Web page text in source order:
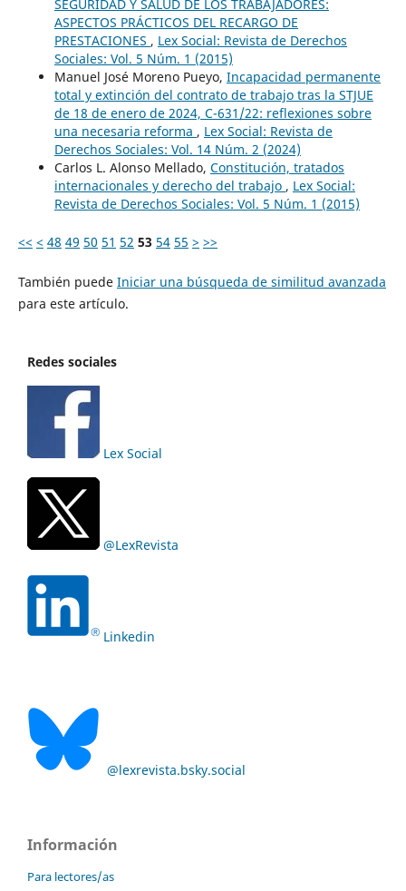
SEGURIDAD Y SALUD DE LOS TRABAJADORES:
ASPECTOS PRÁCTICOS DEL RECARGO DE
PRESTACIONES , Lex Social: Revista de Derechos
Sociales: Vol. 5 Núm. 1 (2015)
Manuel José Moreno Pueyo, Incapacidad permanente
total y extinción del contrato de trabajo tras la STJUE
de 18 de enero de 2024, C-631/22: reflexiones sobre
una necesaria reforma , Lex Social: Revista de
Derechos Sociales: Vol. 14 Núm. 2 (2024)
Carlos L. Alonso Mellado, Constitución, tratados
internacionales y derecho del trabajo , Lex Social:
Revista de Derechos Sociales: Vol. 5 Núm. 1 (2015)
<< < 48 49 50 51 52 53 54 55 > >>
También puede Iniciar una búsqueda de similitud avanzada
para este artículo.
Redes sociales
Lex Social
@LexRevista
Linkedin
@lexrevista.bsky.social
Información
Para lectores/as